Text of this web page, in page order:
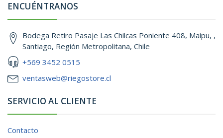
ENCUÉNTRANOS
Bodega Retiro Pasaje Las Chilcas Poniente 408, Maipu, ,
Santiago, Región Metropolitana, Chile
+569 3452 0515
ventasweb@riegostore.cl
SERVICIO AL CLIENTE
Contacto